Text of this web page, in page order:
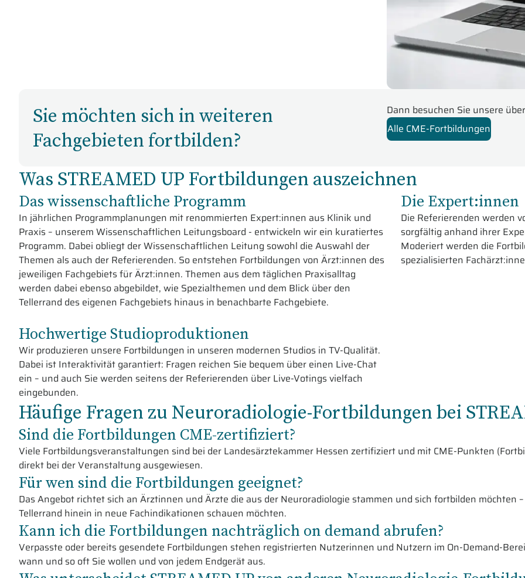
Sie möchten sich in weiteren
Fachgebieten fortbilden?
Dann besuchen Sie unsere
Alle CME-Fortbildungen
Was STREAMED UP Fortbildungen auszeichnen
Das wissenschaftliche Programm
In jährlichen Programmplanungen mit renommierten Expert:innen aus Klinik und
Praxis – unserem Wissenschaftlichen Leitungsboard - entwickeln wir ein kuratiertes
Programm. Dabei obliegt der Wissenschaftlichen Leitung sowohl die Auswahl der
Themen als auch der Referierenden. So entstehen Fortbildungen von Ärzt:innen des
jeweiligen Fachgebiets für Ärzt:innen. Themen aus dem täglichen Praxisalltag
werden dabei ebenso abgebildet, wie Spezialthemen und dem Blick über den
Tellerrand des eigenen Fachgebiets hinaus in benachbarte Fachgebiete.
Die Expert:innen
Die Referierenden werden
sorgfältig anhand ihrer
Moderiert werden die
spezialisierten
Hochwertige Studioproduktionen
Wir produzieren unsere Fortbildungen in unseren modernen Studios in TV-Qualität.
Dabei ist Interaktivität garantiert: Fragen reichen Sie bequem über einen Live-Chat
ein – und auch Sie werden seitens der Referierenden über Live-Votings vielfach
eingebunden.
Häufige Fragen zu Neuroradiologie-Fortbildungen bei
Sind die Fortbildungen CME-zertifiziert?
Viele Fortbildungsveranstaltungen sind bei der Landesärztekammer Hessen zertifiziert und mit CME-Punkten
direkt bei der Veranstaltung ausgewiesen.
Für wen sind die Fortbildungen geeignet?
Das Angebot richtet sich an Ärztinnen und Ärzte die aus der Neuroradiologie stammen und sich fortbilden möchten
Tellerrand hinein in neue Fachindikationen schauen möchten.
Kann ich die Fortbildungen nachträglich on demand abrufen?
Verpasste oder bereits gesendete Fortbildungen stehen registrierten Nutzerinnen und Nutzern im On-Demand-
wann und so oft Sie wollen und von jedem Endgerät aus.